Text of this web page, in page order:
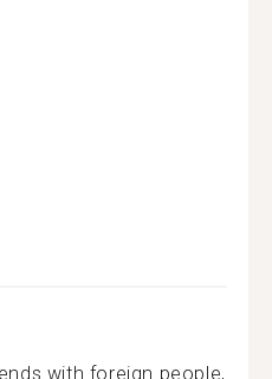
with foreign people,